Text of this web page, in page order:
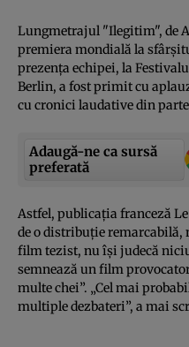
Lungmetrajul "Ilegitim", de
premiera mondială la
prezenţa echipei, la
Berlin, a fost primit cu
cu cronici laudative din
Adaugă-ne ca sursă
preferată
Astfel, publicaţia franceză
de o distribuţie remarcabilă,
film tezist, nu îşi judecă
semnează un film
multe chei”. „Cel mai
multiple dezbateri”, a mai